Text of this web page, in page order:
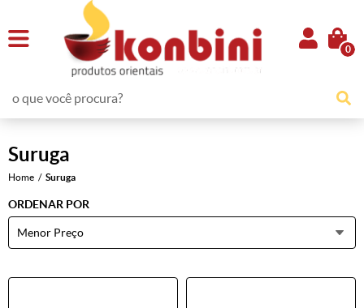
0
Suruga
Home Suruga
ORDENAR POR
Menor Preço